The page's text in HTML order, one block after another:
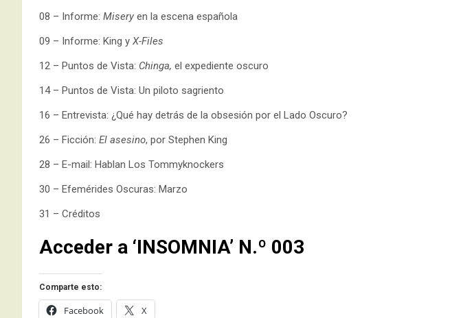
08 – Informe: Misery en la escena española
09 – Informe: King y X-Files
12 – Puntos de Vista: Chinga, el expediente oscuro
14 – Puntos de Vista: Un piloto sagriento
16 – Entrevista: ¿Qué hay detrás de la obsesión por el Lado Oscuro?
26 – Ficción: El asesino, por Stephen King
28 – E-mail: Hablan Los Tommyknockers
30 – Efemérides Oscuras: Marzo
31 – Créditos
Acceder a ‘INSOMNIA’ N.º 003
Comparte esto:
Facebook X